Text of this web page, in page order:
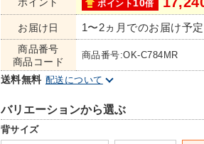
ポイント ポイント10倍
お届け日 1〜2ヵ月でのお届け予定
商品番号
商品コード
商品番号:OK-C784MR
送料無料 配送について
バリエーションから選ぶ
背サイズ